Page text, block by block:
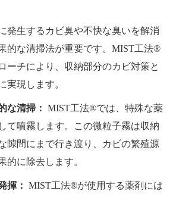
発生するカビ臭や不快な臭いを解消
的な清掃法が重要です。MIST工法®
ーチにより、収納部分のカビ対策と
実現します。
な清掃： MIST工法®では、特殊な薬
て噴霧します。この微粒子霧は収納
隙間にまで行き渡り、カビの繁殖源
的に除去します。
揮： MIST工法®が使用する薬剤には